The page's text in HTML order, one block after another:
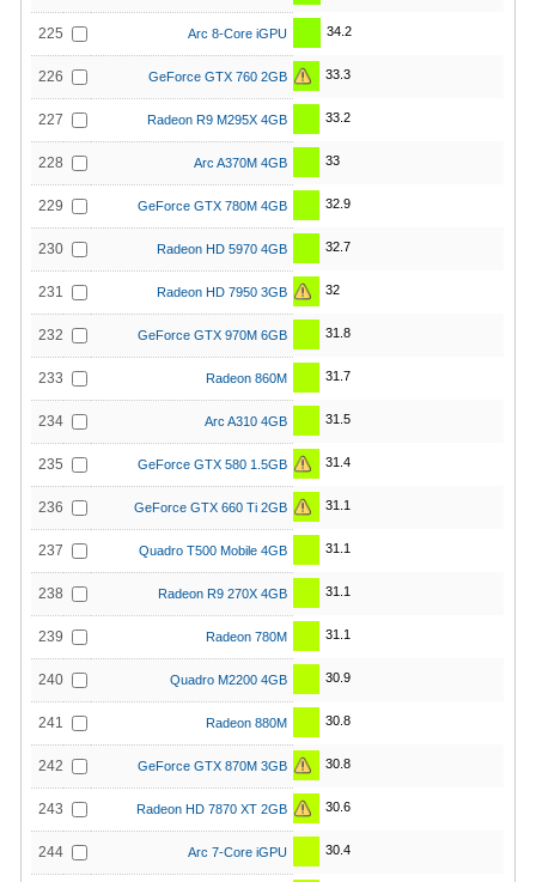
225 Arc 8-Core iGPU 34.2
226 GeForce GTX 760 2GB 33.3
227 Radeon R9 M295X 4GB 33.2
228 Arc A370M 4GB 33
229 GeForce GTX 780M 4GB 32.9
230 Radeon HD 5970 4GB 32.7
231 Radeon HD 7950 3GB 32
232 GeForce GTX 970M 6GB 31.8
233 Radeon 860M 31.7
234 Arc A310 4GB 31.5
235 GeForce GTX 580 1.5GB 31.4
236 GeForce GTX 660 Ti 2GB 31.1
237 Quadro T500 Mobile 4GB 31.1
238 Radeon R9 270X 4GB 31.1
239 Radeon 780M 31.1
240 Quadro M2200 4GB 30.9
241 Radeon 880M 30.8
242 GeForce GTX 870M 3GB 30.8
243 Radeon HD 7870 XT 2GB 30.6
244 Arc 7-Core iGPU 30.4